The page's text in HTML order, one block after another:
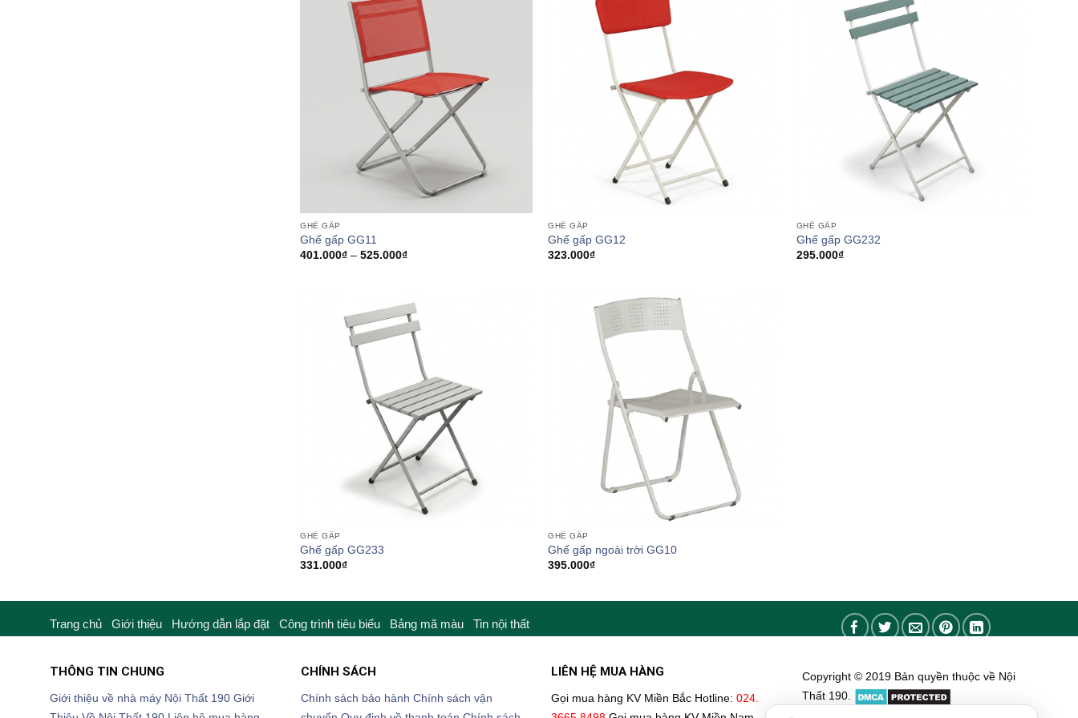
GHẾ GẤP
Ghế gấp GG11
401.000₫ – 525.000₫Khoảng
525.000₫
GHẾ GẤP
Ghế gấp GG12
323.000₫
GHẾ GẤP
Ghế gấp GG232
295.000₫
GHẾ GẤP
Ghế gấp GG233
331.000₫
GHẾ GẤP
Ghế gấp ngoài trời GG10
395.000₫
Trang chủ Giới thiệu Hướng dẫn lắp đặt Công trình tiêu biểu Bảng mã màu Tin nội thất
THÔNG TIN CHUNG
Giới thiệu về nhà máy Nội Thất 190 Giới
CHÍNH SÁCH
Chính sách bảo hành Chính sách vận
LIÊN HỆ MUA HÀNG
Gọi mua hàng KV Miền Bắc Hotline: 024.
Copyright © 2019 Bản quyền thuộc về Nội
Thất 190.